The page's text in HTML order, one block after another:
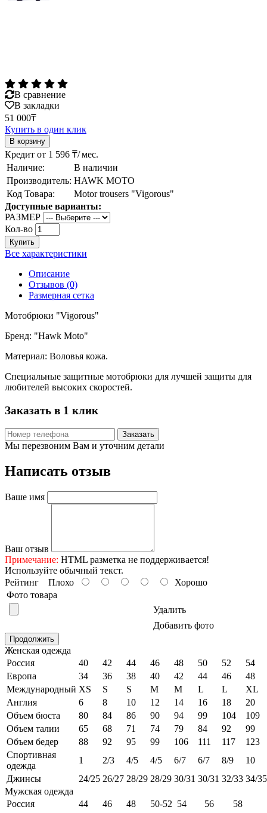
В сравнение
В закладки
51 000₸
Купить в один клик
Кредит от 1 596 ₸/ мес.
Наличие:
В наличии
Производитель: HAWK MOTO
Код Товара:
Motor trousers "Vigorous"
Доступные варианты:
РАЗМЕР
Кол-во
Купить
Все характеристики
Описание
Отзывов (0)
Размерная сетка
Мотобрюки "Vigorous"
Бренд: "Hawk Moto"
Материал: Воловья кожа.
Специальные защитные мотобрюки для лучшей защиты для
любителей высоких скоростей.
Заказать в 1 клик
Заказать
Мы перезвоним Вам и уточним детали
Написать отзыв
Ваше имя
Ваш отзыв
Примечание: HTML разметка не поддерживается!
Используйте обычный текст.
Рейтинг Плохо
Хорошо
Фото товара
Удалить
Добавить фото
Продолжить
Женская одежда
Россия
40 42 44 46 48 50 52
54
Европа
34 36 38 40 42 44 46
48
Международный XS S S M M L L
XL
Англия
6 8 10 12 14 16 18
20
Объем бюста
80 84 86 90 94 99 104
109
Объем талии
65 68 71 74 79 84 92
99
Объем бедер
88 92 95 99 106 111 117
123
Спортивная
одежда
1 2/3 4/5 4/5 6/7 6/7 8/9
10
Джинсы
24/25 26/27 28/29 28/29 30/31 30/31 32/33 34/35
Мужская одежда
Россия
44 46 48 50-52 54 56
58